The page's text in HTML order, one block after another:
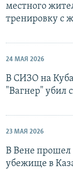
местного
тренировку с
24 МАЯ 2026
В СИЗО на
"Вагнер" убил
23 МАЯ 2026
В Вене
убежище в